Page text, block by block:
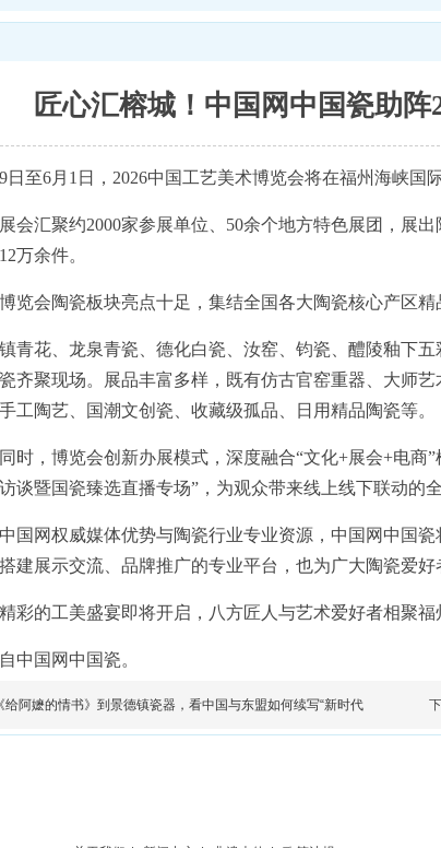
匠心汇榕城！中国网中国瓷助
日至6月1日，2026中国工艺美术博览会将在福州海峡国
会汇聚约2000家参展单位、50余个地方特色展团，展
万余件。
览会陶瓷板块亮点十足，集结全国各大陶瓷核心产区精
青花、龙泉青瓷、德化白瓷、汝窑、钧瓷、醴陵釉下
齐聚现场。展品丰富多样，既有仿古官窑重器、大师
工陶艺、国潮文创瓷、收藏级孤品、日用精品陶瓷等。
时，博览会创新办展模式，深度融合“文化+展会+电商
谈暨国瓷臻选直播专场”，为观众带来线上线下联动的
国网权威媒体优势与陶瓷行业专业资源，中国网中国
建展示交流、品牌推广的专业平台，也为广大陶瓷爱
彩的工美盛宴即将开启，八方匠人与艺术爱好者相聚福
中国网中国瓷。
给阿嬷的情书》到景德镇瓷器，看中国与东盟如何续写“新时代